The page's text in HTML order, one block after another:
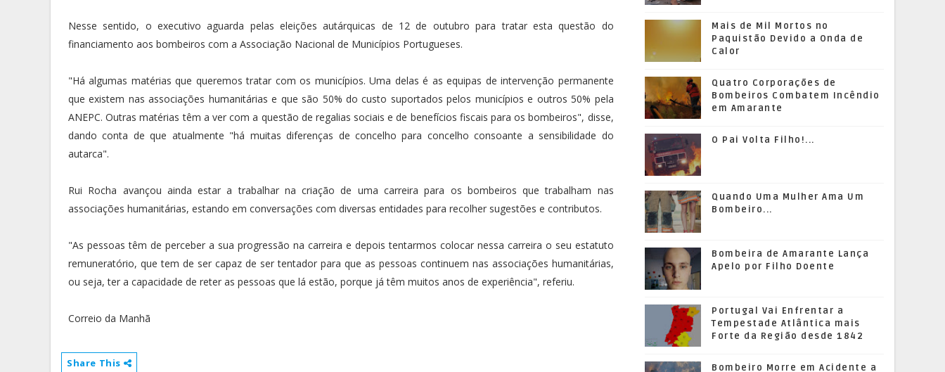
Nesse sentido, o executivo aguarda pelas eleições autárquicas de 12 de outubro para tratar esta questão do
financiamento aos bombeiros com a Associação Nacional de Municípios Portugueses.
"Há algumas matérias que queremos tratar com os municípios. Uma delas é as equipas de intervenção permanente
que existem nas associações humanitárias e que são 50% do custo suportados pelos municípios e outros 50% pela
ANEPC. Outras matérias têm a ver com a questão de regalias sociais e de benefícios fiscais para os bombeiros", disse,
dando conta de que atualmente "há muitas diferenças de concelho para concelho consoante a sensibilidade do
autarca".
Rui Rocha avançou ainda estar a trabalhar na criação de uma carreira para os bombeiros que trabalham nas
associações humanitárias, estando em conversações com diversas entidades para recolher sugestões e contributos.
"As pessoas têm de perceber a sua progressão na carreira e depois tentarmos colocar nessa carreira o seu estatuto
remuneratório, que tem de ser capaz de ser tentador para que as pessoas continuem nas associações humanitárias,
ou seja, ter a capacidade de reter as pessoas que lá estão, porque já têm muitos anos de experiência", referiu.
Correio da Manhã
Share This
Mais de Mil Mortos no
Paquistão Devido a Onda de
Calor
Quatro Corporações de
Bombeiros Combatem Incêndio
em Amarante
O Pai Volta Filho!...
Quando Uma Mulher Ama Um
Bombeiro...
Bombeira de Amarante Lança
Apelo por Filho Doente
Portugal Vai Enfrentar a
Tempestade Atlântica mais
Forte da Região desde 1842
Bombeiro Morre em Acidente a